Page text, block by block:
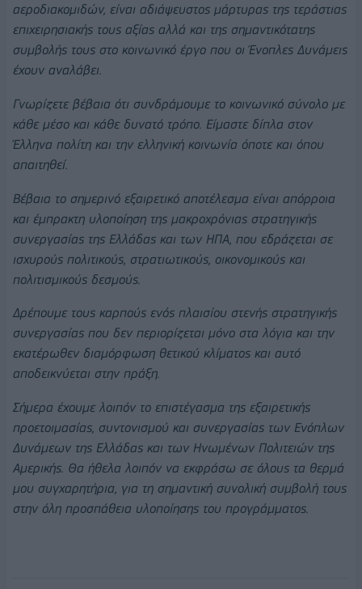
αεροδιακομιδών, είναι αδιάψευστος μάρτυρας της τεράστιας
επιχειρησιακής τους αξίας αλλά και της σημαντικότατης
συμβολής τους στο κοινωνικό έργο που οι Ένοπλες Δυνάμεις
έχουν αναλάβει.
Γνωρίζετε βέβαια ότι συνδράμουμε το κοινωνικό σύνολο με
κάθε μέσο και κάθε δυνατό τρόπο. Είμαστε δίπλα στον
Έλληνα πολίτη και την ελληνική κοινωνία όποτε και όπου
απαιτηθεί.
Βέβαια το σημερινό εξαιρετικό αποτέλεσμα είναι απόρροια
και έμπρακτη υλοποίηση της μακροχρόνιας στρατηγικής
συνεργασίας της Ελλάδας και των ΗΠΑ, που εδράζεται σε
ισχυρούς πολιτικούς, στρατιωτικούς, οικονομικούς και
πολιτισμικούς δεσμούς.
Δρέπουμε τους καρπούς ενός πλαισίου στενής στρατηγικής
συνεργασίας που δεν περιορίζεται μόνο στα λόγια και την
εκατέρωθεν διαμόρφωση θετικού κλίματος και αυτό
αποδεικνύεται στην πράξη.
Σήμερα έχουμε λοιπόν το επιστέγασμα της εξαιρετικής
προετοιμασίας, συντονισμού και συνεργασίας των Ενόπλων
Δυνάμεων της Ελλάδας και των Ηνωμένων Πολιτειών της
Αμερικής. Θα ήθελα λοιπόν να εκφράσω σε όλους τα θερμά
μου συγχαρητήρια, για τη σημαντική συνολική συμβολή τους
στην όλη προσπάθεια υλοποίησης του προγράμματος.